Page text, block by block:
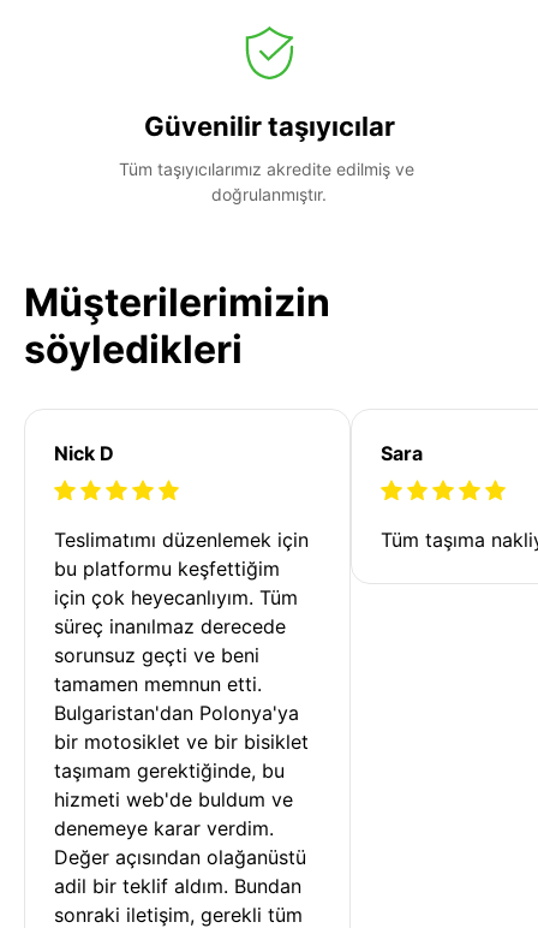
Güvenilir taşıyıcılar
Tüm taşıyıcılarımız akredite edilmiş ve
doğrulanmıştır.
Müşterilerimizin
söyledikleri
Nick D
Teslimatımı düzenlemek için
bu platformu keşfettiğim
için çok heyecanlıyım. Tüm
süreç inanılmaz derecede
sorunsuz geçti ve beni
tamamen memnun etti.
Bulgaristan'dan Polonya'ya
bir motosiklet ve bir bisiklet
taşımam gerektiğinde, bu
hizmeti web'de buldum ve
denemeye karar verdim.
Değer açısından olağanüstü
adil bir teklif aldım. Bundan
sonraki iletişim, gerekli tüm
Sara
Tüm taşıma